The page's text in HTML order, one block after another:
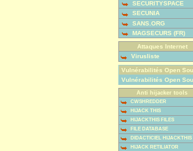
SECURITYSPACE
SECUNIA
SANS.ORG
MAGSECURS (FR)
Attaques Internet
Virusliste
Vulnérabilités Open
Vulnérabilités Open
Anti hijacker tools
CWSHREDDER
HIJACK THIS
HIJACKTHIS FILES
FILE DATABASE
DIDACTICIEL HIJACKTHIS
HIJACK RETILIATOR